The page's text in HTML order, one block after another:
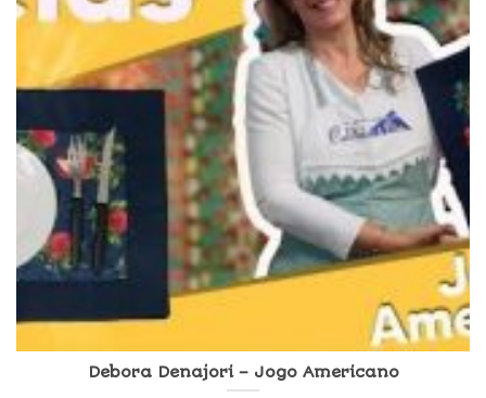
Debora Denajori – Jogo Americano